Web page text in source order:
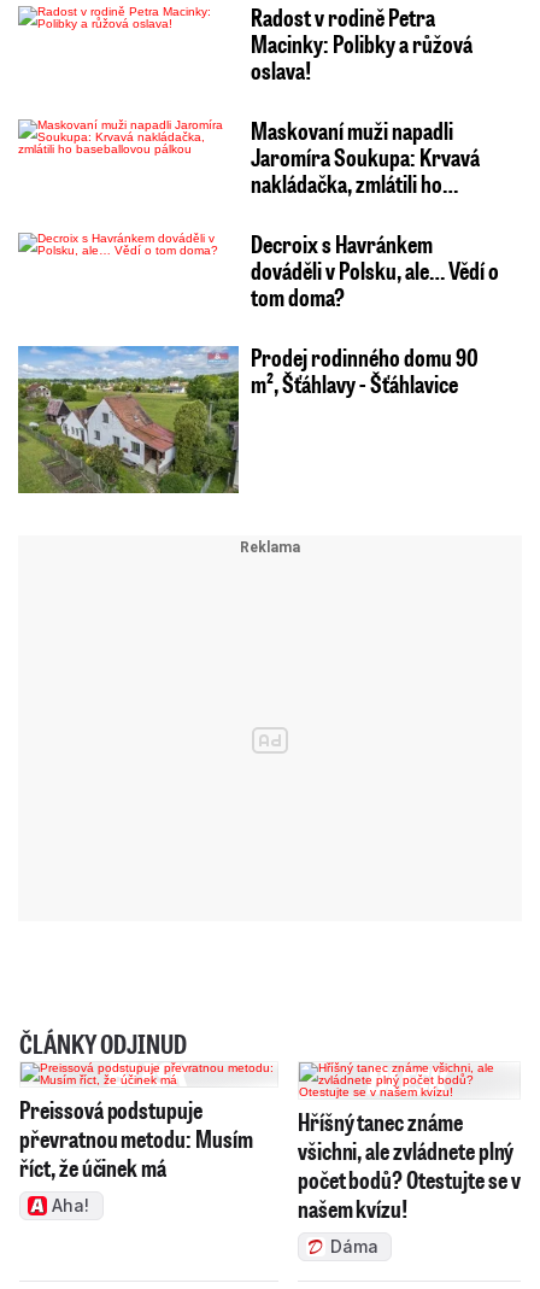
Radost v rodině Petra
Macinky: Polibky a růžová
oslava!
Maskovaní muži napadli
Jaromíra Soukupa: Krvavá
nakládačka, zmlátili ho…
Decroix s Havránkem
dováděli v Polsku, ale… Vědí o
tom doma?
Prodej rodinného domu 90
m², Šťáhlavy - Šťáhlavice
ČLÁNKY ODJINUD
Preissová podstupuje
převratnou metodu: Musím
říct, že účinek má
Aha!
Hříšný tanec známe
všichni, ale zvládnete plný
počet bodů? Otestujte se v
našem kvízu!
Dáma